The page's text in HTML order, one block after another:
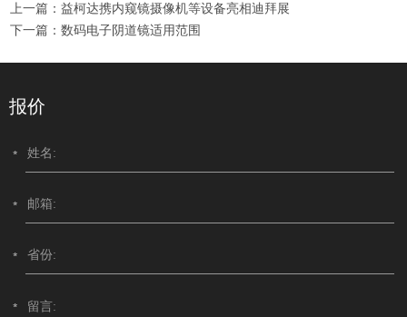
上一篇：益柯达携内窥镜摄像机等设备亮相迪拜展
下一篇：数码电子阴道镜适用范围
报价